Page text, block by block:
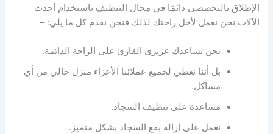
الإطلاق بالتخصصي دائمًا في مجال التنظيف باستخدام أحدث
الآلات نحن نعمل لأجل راحتك لذلك فنحن نقدم كل ما يلي: –
نحن نساعدك عزيزي القارئ على الراحة الدائمة.
بل أننا نعطي لجميع عملائنا الأعزاء منزل خالي من أي
مشاكل.
مساعدة على تنظيف السجاد.
نعمل على إزالة بقع السجاد بشكل متميز.